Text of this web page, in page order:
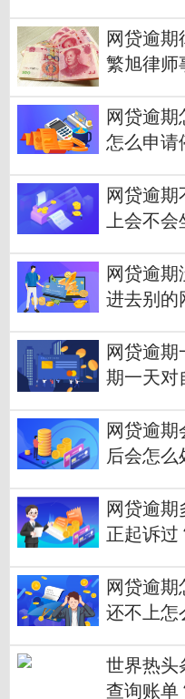
网贷逾
繁旭律师
网贷逾期
怎么申请
网贷逾期
上会不会
网贷逾
进去别的
网贷逾
期一天对
网贷逾
后会怎么
网贷逾
正起诉过
网贷逾
还不上怎
世界热头
查询账单